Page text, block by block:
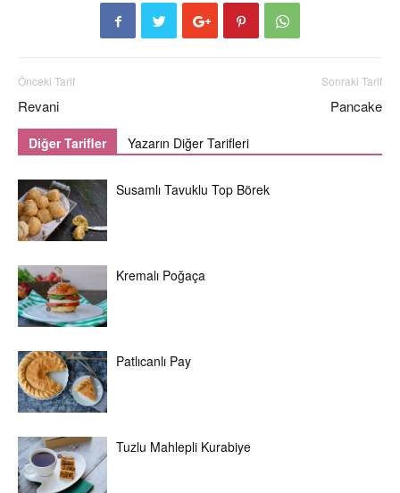
Önceki Tarif
Revani
Sonraki Tarif
Pancake
Diğer Tarifler Yazarın Diğer Tarifleri
Susamlı Tavuklu Top Börek
Kremalı Poğaça
Patlıcanlı Pay
Tuzlu Mahlepli Kurabiye